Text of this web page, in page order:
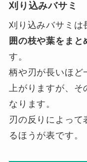
刈り込みバサミ
刈り込みバサミは
囲の枝や葉をまと
す。
柄や刃が長いほど
上がりますが、
なります。
刃の反りによって
るほうが表です。